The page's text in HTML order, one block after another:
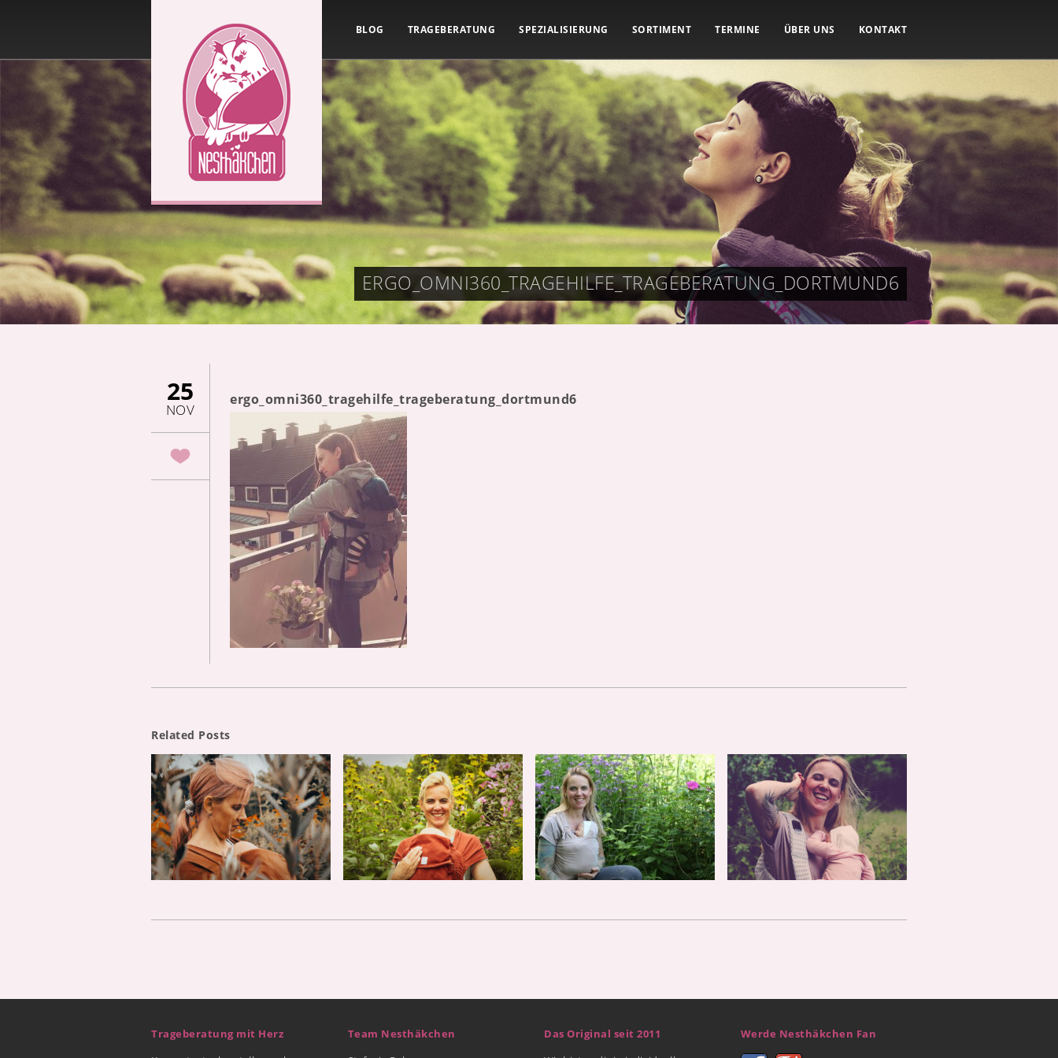
BLOG TRAGEBERATUNG SPEZIALISIERUNG SORTIMENT TERMINE ÜBER UNS KONTAKT
ERGO_OMNI360_TRAGEHILFE_TRAGEBERATUNG_DORTMUND6
25
NOV
ergo_omni360_tragehilfe_trageberatung_dortmund6
Related Posts
Trageberatung mit Herz
Team Nesthäkchen
Das Original seit 2011
Werde Nesthäkchen Fan